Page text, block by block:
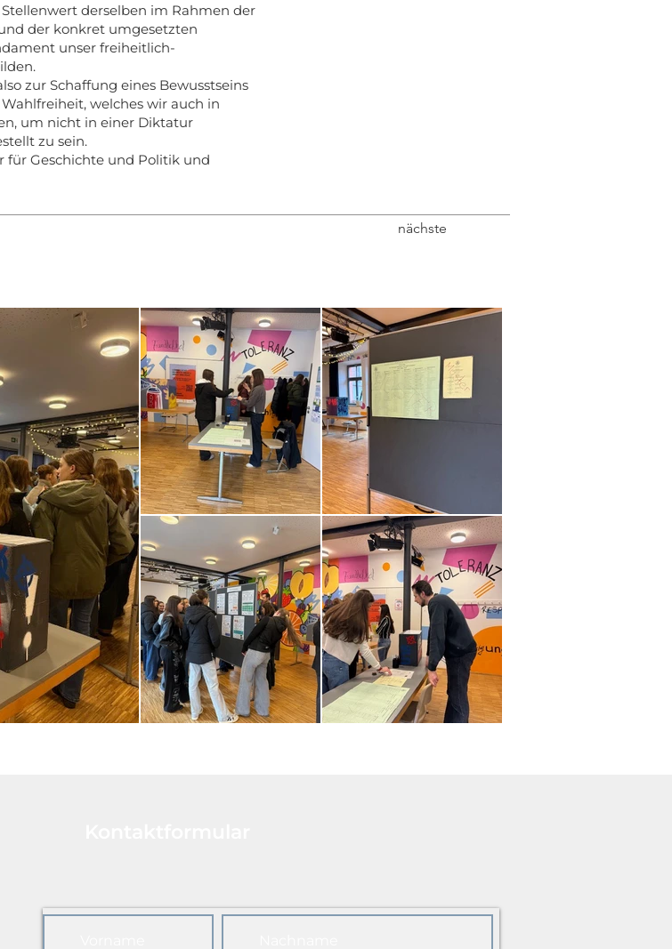
derselben im Rahmen der
der konkret umgesetzten
unser freiheitlich-
zur Schaffung eines Bewusstseins
welches wir auch in
um nicht in einer Diktatur
zu sein.
für Geschichte und Politik und
nächste